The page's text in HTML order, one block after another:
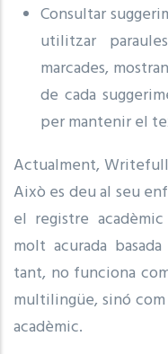
Consultar
utilitzar
marcades,
de cada
per mantenir el
Actualment, Writefull
Això es deu al seu
el registre
molt acurada
tant, no funciona
multilingüe, sinó com
acadèmic.